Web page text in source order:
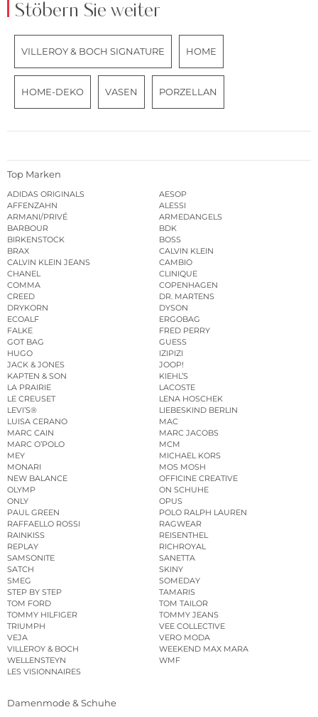
Stöbern Sie weiter
VILLEROY & BOCH SIGNATURE HOME
HOME-DEKO VASEN PORZELLAN
Top Marken
ADIDAS ORIGINALS
AESOP
AFFENZAHN
ALESSI
ARMANI/PRIVÉ
ARMEDANGELS
BARBOUR
BDK
BIRKENSTOCK
BOSS
BRAX
CALVIN KLEIN
CALVIN KLEIN JEANS
CAMBIO
CHANEL
CLINIQUE
COMMA
COPENHAGEN
CREED
DR. MARTENS
DRYKORN
DYSON
ECOALF
ERGOBAG
FALKE
FRED PERRY
GOT BAG
GUESS
HUGO
IZIPIZI
JACK & JONES
JOOP!
KAPTEN & SON
KIEHL’S
LA PRAIRIE
LACOSTE
LE CREUSET
LENA HOSCHEK
LEVI’S®
LIEBESKIND BERLIN
LUISA CERANO
MAC
MARC CAIN
MARC JACOBS
MARC O’POLO
MCM
MEY
MICHAEL KORS
MONARI
MOS MOSH
NEW BALANCE
OFFICINE CREATIVE
OLYMP
ON SCHUHE
ONLY
OPUS
PAUL GREEN
POLO RALPH LAUREN
RAFFAELLO ROSSI
RAGWEAR
RAINKISS
REISENTHEL
REPLAY
RICHROYAL
SAMSONITE
SANETTA
SATCH
SKINY
SMEG
SOMEDAY
STEP BY STEP
TAMARIS
TOM FORD
TOM TAILOR
TOMMY HILFIGER
TOMMY JEANS
TRIUMPH
VEE COLLECTIVE
VEJA
VERO MODA
VILLEROY & BOCH
WEEKEND MAX MARA
WELLENSTEYN
WMF
LES VISIONNAIRES
Damenmode & Schuhe